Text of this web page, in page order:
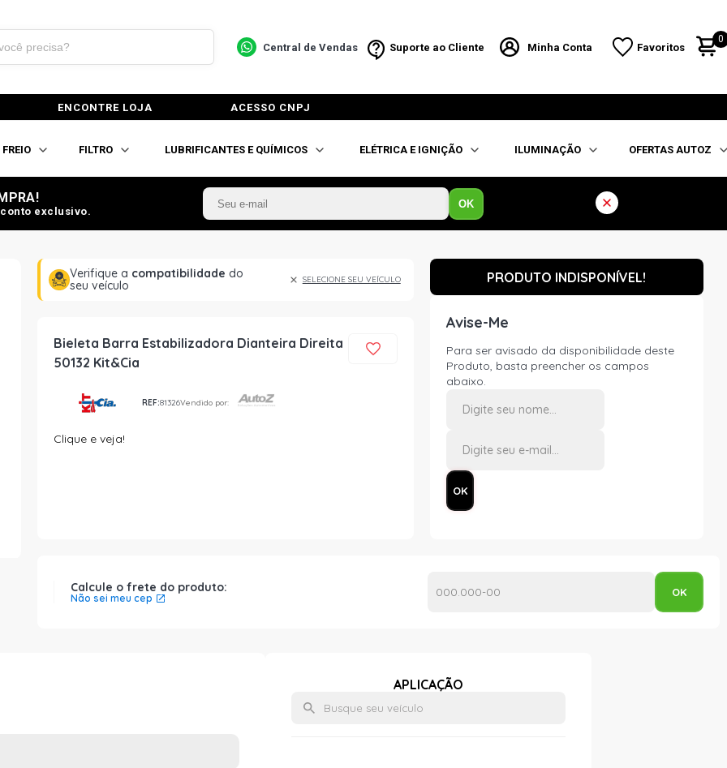
Central de Vendas Suporte ao Cliente Minha Conta Favoritos
0
ENCONTRE LOJA ACESSO CNPJ
FREIO FILTRO LUBRIFICANTES E QUÍMICOS ELÉTRICA E IGNIÇÃO ILUMINAÇÃO OFERTAS AUTOZ
exclusivo.
OK
Verifique a compatibilidade do
seu veículo
SELECIONE SEU VEÍCULO
Bieleta Barra Estabilizadora Dianteira Direita
50132 Kit&Cia
REF:81326Vendido por:
Clique e veja!
PRODUTO INDISPONÍVEL!
Avise-Me
Para ser avisado da disponibilidade deste
Produto, basta preencher os campos
abaixo.
Calcule o frete do produto:
Não sei meu cep
APLICAÇÃO